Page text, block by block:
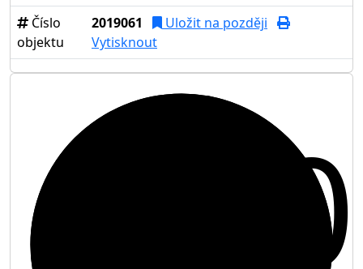
Číslo
objektu
2019061
Uložit na později
Vytisknout
10